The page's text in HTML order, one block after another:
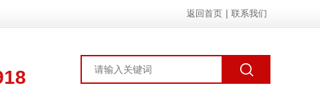
返回首页 联系我们